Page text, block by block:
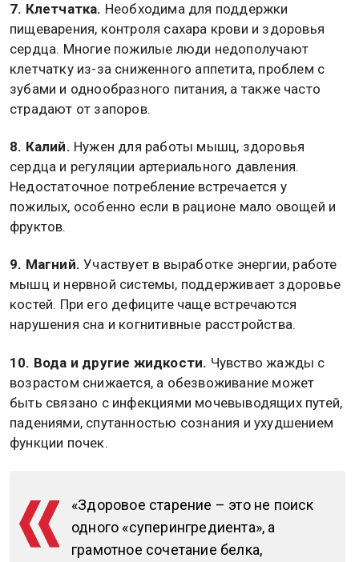
7. Клетчатка. Необходима для поддержки
пищеварения, контроля сахара крови и здоровья
сердца. Многие пожилые люди недополучают
клетчатку из-за сниженного аппетита, проблем с
зубами и однообразного питания, а также часто
страдают от запоров.
8. Калий. Нужен для работы мышц, здоровья
сердца и регуляции артериального давления.
Недостаточное потребление встречается у
пожилых, особенно если в рационе мало овощей и
фруктов.
9. Магний. Участвует в выработке энергии, работе
мышц и нервной системы, поддерживает здоровье
костей. При его дефиците чаще встречаются
нарушения сна и когнитивные расстройства.
10. Вода и другие жидкости. Чувство жажды с
возрастом снижается, а обезвоживание может
быть связано с инфекциями мочевыводящих путей,
падениями, спутанностью сознания и ухудшением
функции почек.
«Здоровое старение – это не поиск
одного «суперингредиента», а
грамотное сочетание белка,